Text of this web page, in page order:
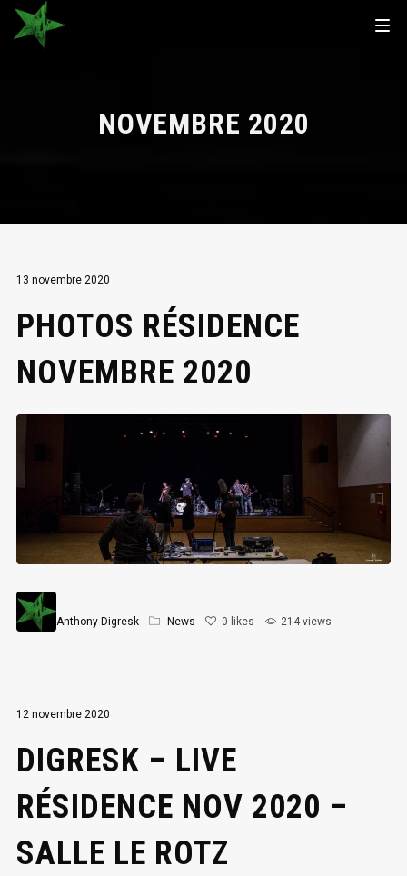
NOVEMBRE 2020
13 novembre 2020
PHOTOS RÉSIDENCE
NOVEMBRE 2020
Anthony Digresk News 0 likes 214 views
12 novembre 2020
DIGRESK – LIVE
RÉSIDENCE NOV 2020 –
SALLE LE ROTZ